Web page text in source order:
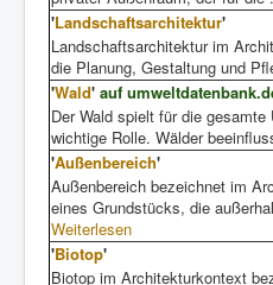
'Landschaftsarchitektur'
Landschaftsarchitektur im
die Planung, Gestaltung und
'Wald' auf
Der Wald spielt für die
wichtige Rolle. Wälder
'Außenbereich'
Außenbereich bezeichnet im
eines Grundstücks, die
Weiterlesen
'Biotop'
Biotop im Architekturkontext